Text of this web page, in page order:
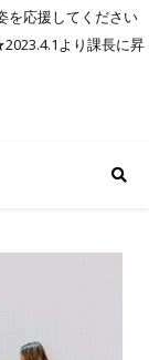
を応援してください
より課長に昇